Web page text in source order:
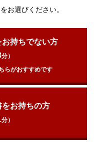
お選びください。
持ちでない方
分）
らがおすすめです
をお持ちの方
分）